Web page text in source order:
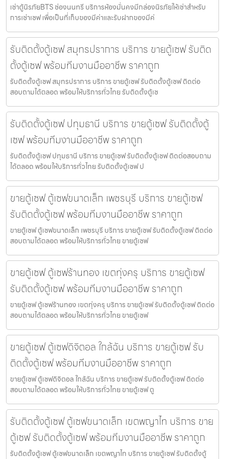
เช่าตู้นิรภัยBTS ช่องนนทรี บริการห้องมั่นคงมีกล่องนิรภัยให้เช่าสำหรับ
การเช่าเซฟ เพื่อเป็นที่เก็บของมีค่าและรับฝากของมีค่
รับติดตั้งตู้เซฟ สมุทรปราการ บริการ ขายตู้เซฟ รับติด
ตั้งตู้เซฟ พร้อมทีมงานมืออาชีพ ราคาถูก
รับติดตั้งตู้เซฟ สมุทรปราการ บริการ ขายตู้เซฟ รับติดตั้งตู้เซฟ ติดต่อ
สอบถามได้ตลอด พร้อมให้บริการทั่วไทย รับติดตั้งตู้เซ
รับติดตั้งตู้เซฟ ปทุมธานี บริการ ขายตู้เซฟ รับติดตั้งตู้
เซฟ พร้อมทีมงานมืออาชีพ ราคาถูก
รับติดตั้งตู้เซฟ ปทุมธานี บริการ ขายตู้เซฟ รับติดตั้งตู้เซฟ ติดต่อสอบถาม
ได้ตลอด พร้อมให้บริการทั่วไทย รับติดตั้งตู้เซฟ ป
ขายตู้เซฟ ตู้เซฟขนาดเล็ก เพชรบุรี บริการ ขายตู้เซฟ
รับติดตั้งตู้เซฟ พร้อมทีมงานมืออาชีพ ราคาถูก
ขายตู้เซฟ ตู้เซฟขนาดเล็ก เพชรบุรี บริการ ขายตู้เซฟ รับติดตั้งตู้เซฟ ติดต่อ
สอบถามได้ตลอด พร้อมให้บริการทั่วไทย ขายตู้เซฟ
ขายตู้เซฟ ตู้เซฟร้านทอง เขตทุ่งครุ บริการ ขายตู้เซฟ
รับติดตั้งตู้เซฟ พร้อมทีมงานมืออาชีพ ราคาถูก
ขายตู้เซฟ ตู้เซฟร้านทอง เขตทุ่งครุ บริการ ขายตู้เซฟ รับติดตั้งตู้เซฟ ติดต่อ
สอบถามได้ตลอด พร้อมให้บริการทั่วไทย ขายตู้เซฟ
ขายตู้เซฟ ตู้เซฟดิจิตอล ใกล้ฉัน บริการ ขายตู้เซฟ รับ
ติดตั้งตู้เซฟ พร้อมทีมงานมืออาชีพ ราคาถูก
ขายตู้เซฟ ตู้เซฟดิจิตอล ใกล้ฉัน บริการ ขายตู้เซฟ รับติดตั้งตู้เซฟ ติดต่อ
สอบถามได้ตลอด พร้อมให้บริการทั่วไทย ขายตู้เซฟ ตู
รับติดตั้งตู้เซฟ ตู้เซฟขนาดเล็ก เขตพญาไท บริการ ขาย
ตู้เซฟ รับติดตั้งตู้เซฟ พร้อมทีมงานมืออาชีพ ราคาถูก
รับติดตั้งตู้เซฟ ตู้เซฟขนาดเล็ก เขตพญาไท บริการ ขายตู้เซฟ รับติดตั้งตู้